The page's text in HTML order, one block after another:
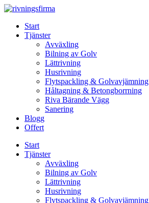
Skip
contentStart
Tjänster
Avväxling
Bilning av Golv
Lättrivning
Husrivning
Flytspackling & Golvavjämning
Håltagning & Betongborrning
Riva Bärande Vägg
Sanering
Blogg
Offert
Start
Tjänster
Avväxling
Bilning av Golv
Lättrivning
Husrivning
Flytspackling & Golvavjämning